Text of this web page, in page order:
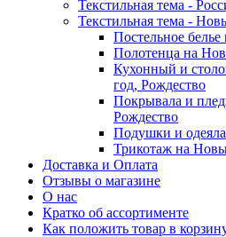
Текстильная тема -
Текстильная тема -
Постельное
Полотенца на
Кухонный и
год, Рождество
Покрывала и
Рождество
Подушки и
Трикотаж на
Доставка и Оплата
Отзывы о магазине
О нас
Кратко об ассортименте
Как положить товар в